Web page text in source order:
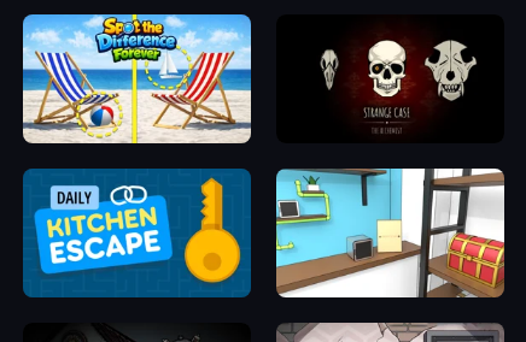
Spot the Difference Forever Room Escape: Strange Case
Game Cafe Escape